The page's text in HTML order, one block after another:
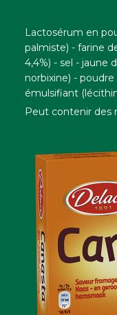
Lactosérum en
palmiste) - farine
4,4%) - sel -
norbixine) -
émulsifiant
Peut contenir des